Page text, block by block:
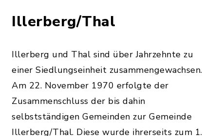
Illerberg/Thal
Illerberg und Thal sind über Jahrzehnte zu
einer Siedlungseinheit zusammengewachsen.
Am 22. November 1970 erfolgte der
Zusammenschluss der bis dahin
selbstständigen Gemeinden zur Gemeinde
Illerberg/Thal. Diese wurde ihrerseits zum 1.